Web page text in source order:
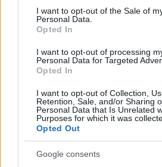
consent section.
I want to opt-out of the Sale of
Personal Data.
Opted In
I want to opt-out of processing
Personal Data for Targeted
Opted In
I want to opt-out of Collection,
Retention, Sale, and/or Sharing
Personal Data that Is Unrelated
Purposes for which it was
Opted Out
Google consents
11/03/2026
ΗΛΙΑΣ
οι